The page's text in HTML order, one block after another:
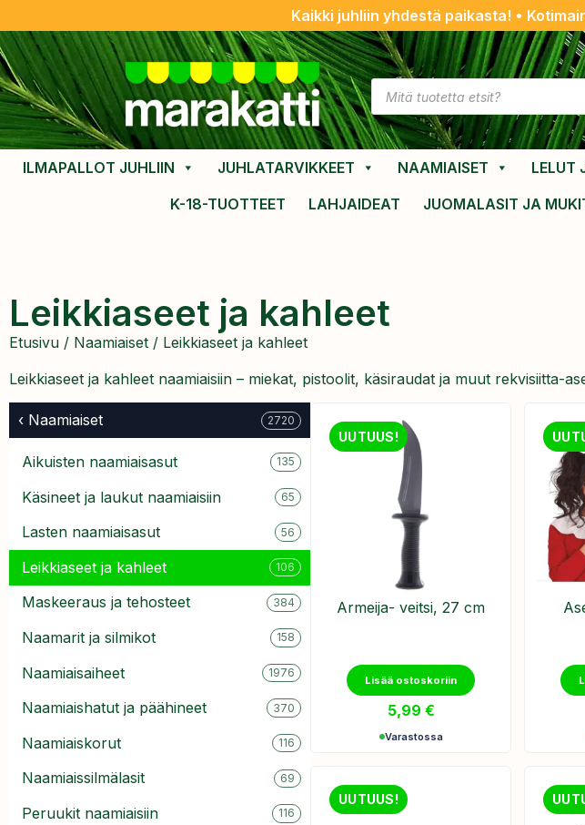
Kaikki juhliin yhdestä paikasta! •
ILMAPALLOT JUHLIIN JUHLATARVIKKEET NAAMIAISET LELUT
K-18-TUOTTEET
LAHJAIDEAT JUOMALASIT JA
Leikkiaseet ja kahleet
Etusivu / Naamiaiset / Leikkiaseet ja kahleet
Leikkiaseet ja kahleet naamiaisiin – miekat, pistoolit, käsiraudat ja muut rekvisiitta-
‹ Naamiaiset 2720
Aikuisten naamiaisasut 135
Käsineet ja laukut naamiaisiin 65
Lasten naamiaisasut 56
Leikkiaseet ja kahleet 106
Maskeeraus ja tehosteet 384
Naamarit ja silmikot 158
Naamiaisaiheet 1976
Naamiaishatut ja päähineet 370
Naamiaiskorut 116
Naamiaissilmälasit 69
Peruukit naamiaisiin 116
UUTUUS!
Armeija- veitsi, 27 cm
Lisää ostoskoriin
5,99 €
Varastossa
UUTUUS!